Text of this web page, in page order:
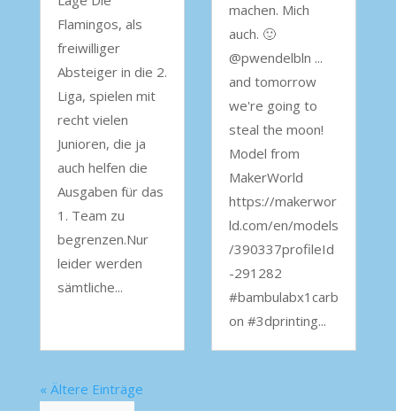
Flamingos, als
freiwilliger
Absteiger in die 2.
Liga, spielen mit
recht vielen
Junioren, die ja
auch helfen die
Ausgaben für das
1. Team zu
begrenzen.Nur
leider werden
sämtliche...
machen. Mich
auch. 🙂
@pwendelbln ...
and tomorrow
we're going to
steal the moon!
Model from
MakerWorld
https://makerwor
ld.com/en/models
/390337profileId
-291282
#bambulabx1carb
on #3dprinting...
« Ältere Einträge